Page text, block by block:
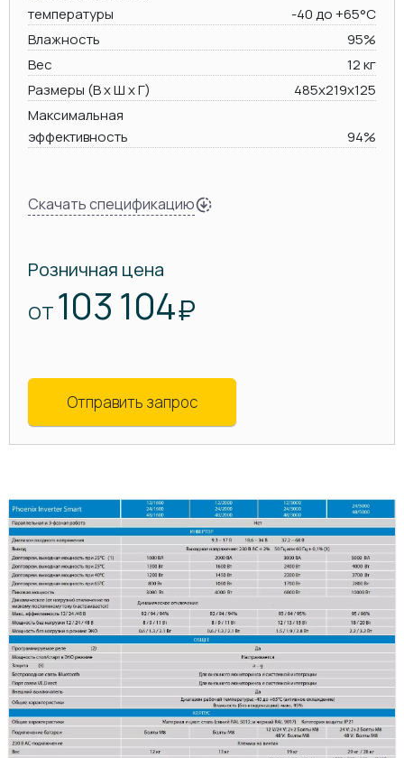
температуры
-40 до +65°C
Влажность
95%
Вес
12 кг
Размеры (В х Ш х Г)
485х219x125
Максимальная
эффективность
94%
Скачать спецификацию
Розничная цена
ОТ 103 104₽
Отправить запрос